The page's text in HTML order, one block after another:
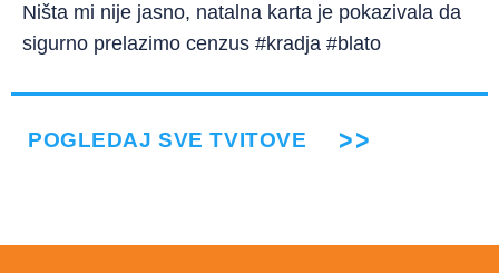
Ništa mi nije jasno, natalna karta je pokazivala da
sigurno prelazimo cenzus #kradja #blato
POGLEDAJ SVE TVITOVE